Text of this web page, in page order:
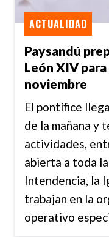
Paysandú
León XIV
noviembre
ACTUALIDAD
El pontífice
de la mañana y
actividades,
abierta a toda
Intendencia, la
trabajan en la
operativo